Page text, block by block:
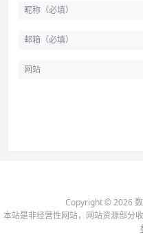
Copyright © 2026
本站是非经营性网站，网站资源部分